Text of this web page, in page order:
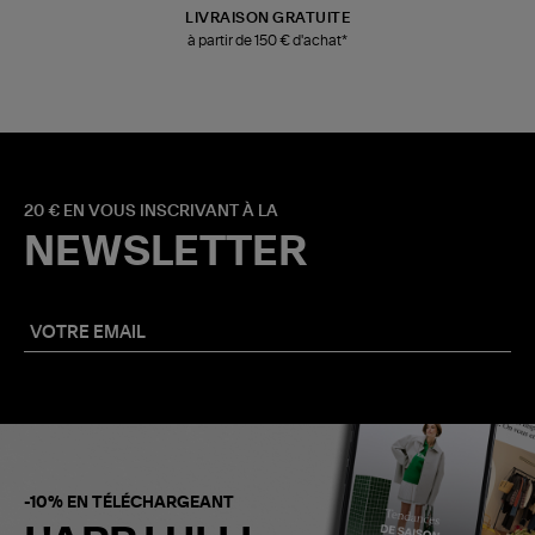
LIVRAISON GRATUITE
à partir de 150 € d'achat*
20 € EN VOUS INSCRIVANT À LA
NEWSLETTER
-10% EN TÉLÉCHARGEANT